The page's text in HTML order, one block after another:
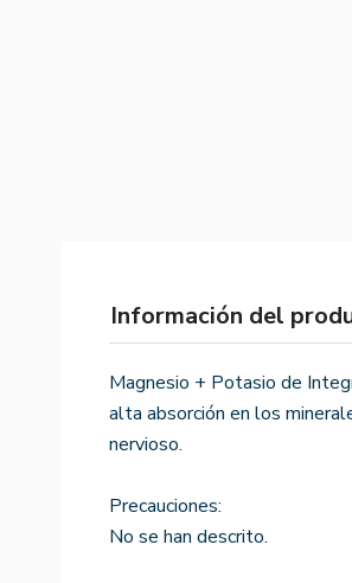
Información del
Magnesio + Potasio de
alta absorción en los
nervioso.
Precauciones:
No se han descrito.